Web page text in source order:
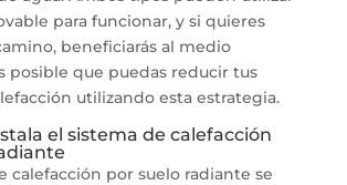
para funcionar, y si quieres
beneficiarás al medio
posible que puedas reducir tus
utilizando esta estrategia.
el sistema de calefacción
calefacción por suelo radiante se